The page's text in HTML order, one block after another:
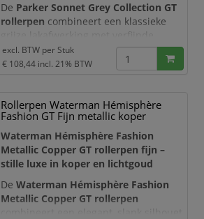
De Parker Sonnet Grey Collection GT
rollerpen combineert een klassieke
grijze lakafwerking met verfijnde
goudkleurige details. De elegante
verhoudingen, de karakteristieke
deze luxe rollerpen een tijdloze en
representatieve uitstraling. Daarmee is
de Parker Sonnet bijzonder geschikt
voor z
excl. BTW per Stuk
€ 108,44 incl. 21% BTW
Rollerpen Waterman Hémisphère
Fashion GT Fijn metallic koper
Waterman Hémisphère Fashion
Metallic Copper GT rollerpen fijn –
stille luxe in koper en lichtgoud
DeWaterman Hémisphère Fashion
Metallic Copper GT rollerpen